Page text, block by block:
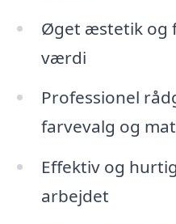
Øget æstetik og
værdi
Professionel
farvevalg og
Effektiv og
arbejdet